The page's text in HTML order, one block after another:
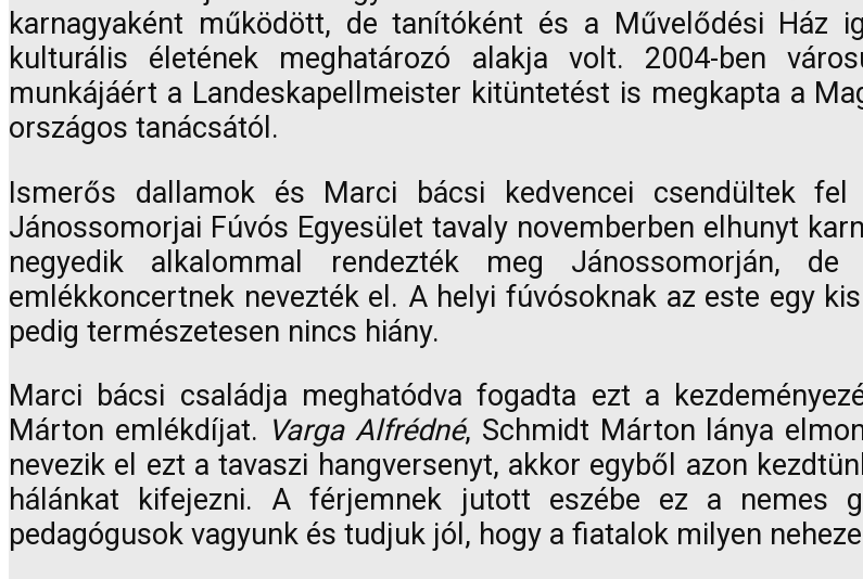
karnagyaként működött, de tanítóként és a Művelődési Ház
kulturális életének meghatározó alakja volt. 2004-ben
munkájáért a Landeskapellmeister kitüntetést is megkapta a
országos tanácsától.
Ismerős dallamok és Marci bácsi kedvencei csendültek
Jánossomorjai Fúvós Egyesület tavaly novemberben elhunyt
negyedik alkalommal rendezték meg Jánossomorján,
emlékkoncertnek nevezték el. A helyi fúvósoknak az este egy
pedig természetesen nincs hiány.
Marci bácsi családja meghatódva fogadta ezt a
Márton emlékdíjat. Varga Alfrédné, Schmidt Márton lánya
nevezik el ezt a tavaszi hangversenyt, akkor egyből azon
hálánkat kifejezni. A férjemnek jutott eszébe ez a nemes
pedagógusok vagyunk és tudjuk jól, hogy a fiatalok milyen